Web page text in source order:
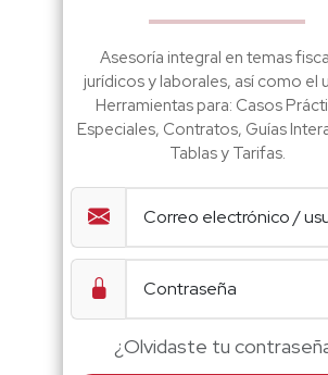
Asesoría integral en temas
jurídicos y laborales, así como el
Herramientas para: Casos
Especiales, Contratos, Guías
Tablas y Tarifas.
¿Olvidaste tu